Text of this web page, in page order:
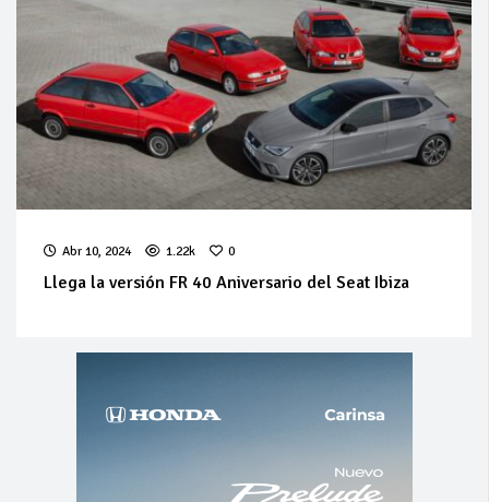
Abr 10, 2024 1.22k 0
Llega la versión FR 40 Aniversario del Seat Ibiza